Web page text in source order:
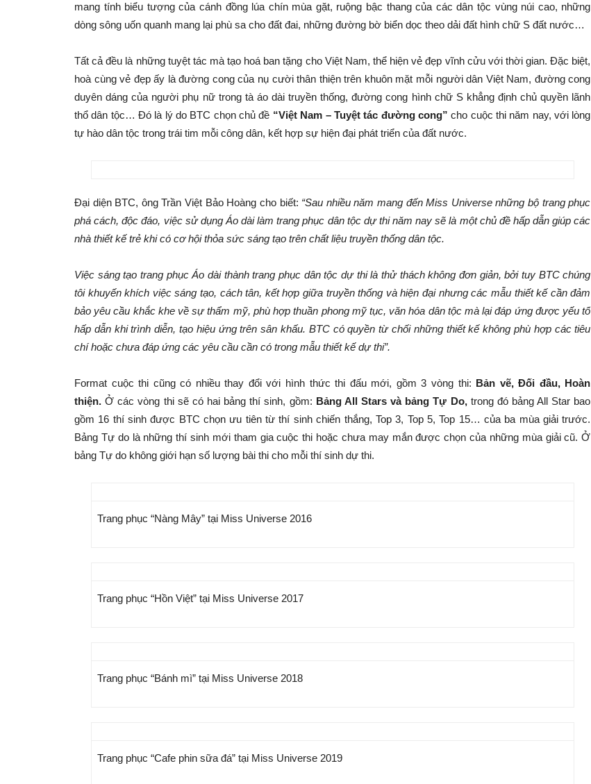
mang tính biểu tượng của cánh đồng lúa chín mùa gặt, ruộng bậc thang của các dân tộc vùng núi cao, những
dòng sông uốn quanh mang lại phù sa cho đất đai, những đường bờ biển dọc theo dải đất hình chữ S đất nước…
Tất cả đều là những tuyệt tác mà tạo hoá ban tặng cho Việt Nam, thể hiện vẻ đẹp vĩnh cửu với thời gian. Đặc biệt,
hoà cùng vẻ đẹp ấy là đường cong của nụ cười thân thiện trên khuôn mặt mỗi người dân Việt Nam, đường cong
duyên dáng của người phụ nữ trong tà áo dài truyền thống, đường cong hình chữ S khẳng định chủ quyền lãnh
thổ dân tộc… Đó là lý do BTC chọn chủ đề “Việt Nam – Tuyệt tác đường cong” cho cuộc thi năm nay, với lòng
tự hào dân tộc trong trái tim mỗi công dân, kết hợp sự hiện đại phát triển của đất nước.
Đại diện BTC, ông Trần Việt Bảo Hoàng cho biết: “Sau nhiều năm mang đến Miss Universe những bộ trang phục
phá cách, độc đáo, việc sử dụng Áo dài làm trang phục dân tộc dự thi năm nay sẽ là một chủ đề hấp dẫn giúp các
nhà thiết kế trẻ khi có cơ hội thỏa sức sáng tạo trên chất liệu truyền thống dân tộc.
Việc sáng tạo trang phục Áo dài thành trang phục dân tộc dự thi là thử thách không đơn giản, bởi tuy BTC chúng
tôi khuyến khích việc sáng tạo, cách tân, kết hợp giữa truyền thống và hiện đại nhưng các mẫu thiết kế cần đảm
bảo yêu cầu khắc khe về sự thẩm mỹ, phù hợp thuần phong mỹ tục, văn hóa dân tộc mà lại đáp ứng được yếu tố
hấp dẫn khi trình diễn, tạo hiệu ứng trên sân khấu. BTC có quyền từ chối những thiết kế không phù hợp các tiêu
chí hoặc chưa đáp ứng các yêu cầu cần có trong mẫu thiết kế dự thi”.
Format cuộc thi cũng có nhiều thay đổi với hình thức thi đấu mới, gồm 3 vòng thi: Bản vẽ, Đối đầu, Hoàn
thiện. Ở các vòng thi sẽ có hai bảng thí sinh, gồm: Bảng All Stars và bảng Tự Do, trong đó bảng All Star bao
gồm 16 thí sinh được BTC chọn ưu tiên từ thí sinh chiến thắng, Top 3, Top 5, Top 15… của ba mùa giải trước.
Bảng Tự do là những thí sinh mới tham gia cuộc thi hoặc chưa may mắn được chọn của những mùa giải cũ. Ở
bảng Tự do không giới hạn số lượng bài thi cho mỗi thí sinh dự thi.
Trang phục “Nàng Mây” tại Miss Universe 2016
Trang phục “Hồn Việt” tại Miss Universe 2017
Trang phục “Bánh mì” tại Miss Universe 2018
Trang phục “Cafe phin sữa đá” tại Miss Universe 2019